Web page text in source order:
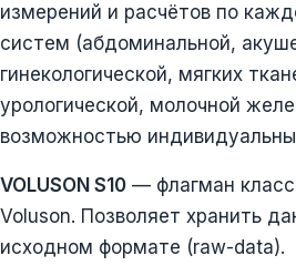
измерений и расчётов по
систем (абдоминальной,
гинекологической, мягких
урологической, молочной
возможностью
VOLUSON S10 — флагман
Voluson. Позволяет хранить
исходном формате (raw-data).